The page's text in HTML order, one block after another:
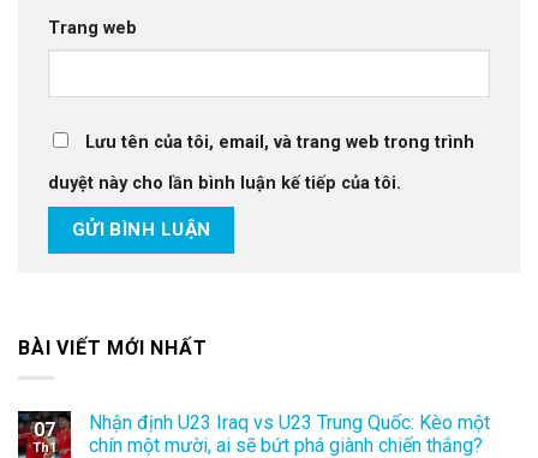
Trang web
Lưu tên của tôi, email, và trang web trong trình
duyệt này cho lần bình luận kế tiếp của tôi.
BÀI VIẾT MỚI NHẤT
07
Th1
Nhận định U23 Iraq vs U23 Trung Quốc: Kèo một
chín một mười, ai sẽ bứt phá giành chiến thắng?